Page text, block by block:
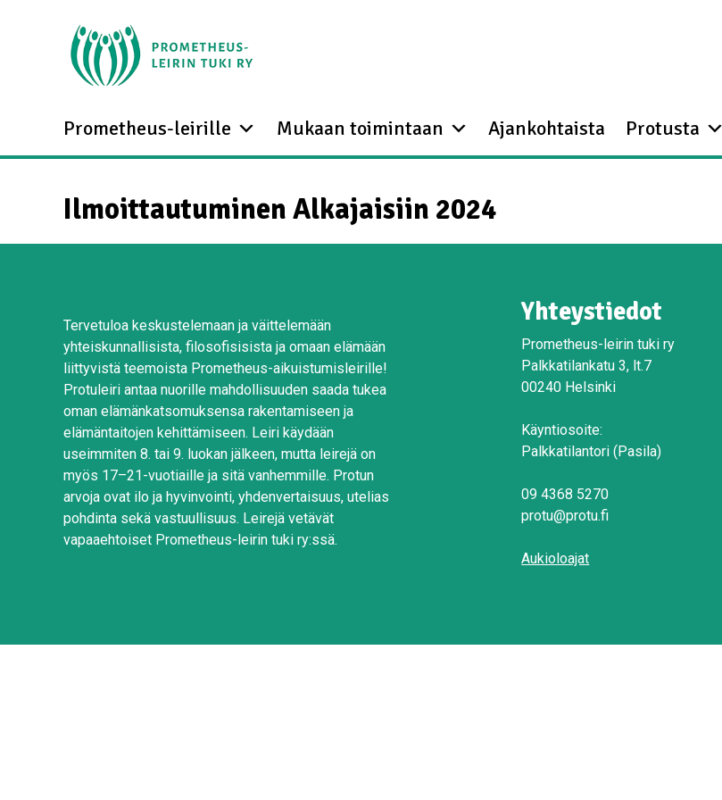
Prometheus-leirille Mukaan toimintaan Ajankohtaista Protusta
Ilmoittautuminen Alkajaisiin 2024
Tervetuloa keskustelemaan ja väittelemään
yhteiskunnallisista, filosofisisista ja omaan elämään
liittyvistä teemoista Prometheus-aikuistumisleirille!
Protuleiri antaa nuorille mahdollisuuden saada tukea
oman elämänkatsomuksensa rakentamiseen ja
elämäntaitojen kehittämiseen. Leiri käydään
useimmiten 8. tai 9. luokan jälkeen, mutta leirejä on
myös 17–21-vuotiaille ja sitä vanhemmille. Protun
arvoja ovat ilo ja hyvinvointi, yhdenvertaisuus, utelias
pohdinta sekä vastuullisuus. Leirejä vetävät
vapaaehtoiset Prometheus-leirin tuki ry:ssä.
Yhteystiedot
Prometheus-leirin tuki ry
Palkkatilankatu 3, lt.7
00240 Helsinki
Käyntiosoite:
Palkkatilantori (Pasila)
09 4368 5270
protu@protu.fi
Aukioloajat